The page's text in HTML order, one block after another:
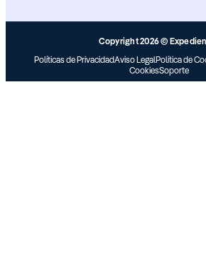
Copyright 2026 ©
Políticas de PrivacidadAviso LegalPolítica de
CookiesSoporte